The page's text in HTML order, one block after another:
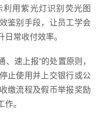
利用紫光灯识别荧光图
鉴别手段，让员工学会
常收付效率。
、速上报”的处置原则，
止使用并上交银行或公
缴流程及假币举报奖励
。